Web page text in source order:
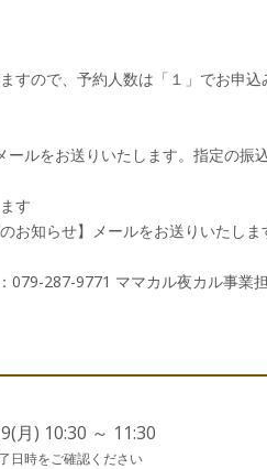
すので、予約人数は「１」でお申込
ルをお送りいたします。指定の
す
お知らせ】メールをお送りいたしま
079-287-9771 ママカル夜カル事業担
月) 10:30 ～ 11:30
日時をご確認ください